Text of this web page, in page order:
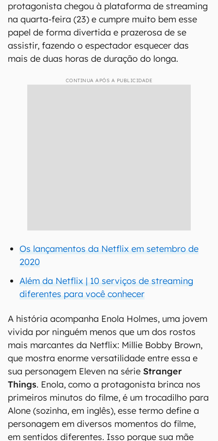
protagonista chegou à plataforma de streaming
na quarta-feira (23) e cumpre muito bem esse
papel de forma divertida e prazerosa de se
assistir, fazendo o espectador esquecer das
mais de duas horas de duração do longa.
CONTINUA APÓS A PUBLICIDADE
Os lançamentos da Netflix em setembro de
2020
Além da Netflix | 10 serviços de streaming
diferentes para você conhecer
A história acompanha Enola Holmes, uma jovem
vivida por ninguém menos que um dos rostos
mais marcantes da Netflix: Millie Bobby Brown,
que mostra enorme versatilidade entre essa e
sua personagem Eleven na série Stranger
Things. Enola, como a protagonista brinca nos
primeiros minutos do filme, é um trocadilho para
Alone (sozinha, em inglês), esse termo define a
personagem em diversos momentos do filme,
em sentidos diferentes. Isso porque sua mãe